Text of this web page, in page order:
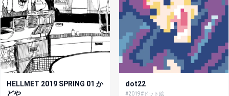
HELLMET 2019 SPRING 01 か
どや
dot22
#2019#ドット絵